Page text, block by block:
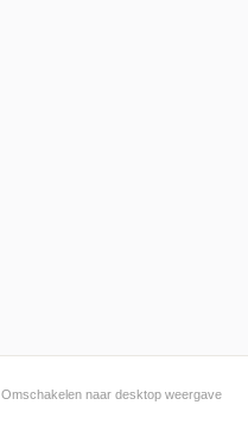
Omschakelen naar desktop weergave